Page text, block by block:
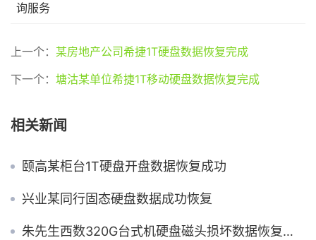
询服务
上一个： 某房地产公司希捷1T硬盘数据恢复完成
下一个： 塘沽某单位希捷1T移动硬盘数据恢复完成
相关新闻
颐高某柜台1T硬盘开盘数据恢复成功
兴业某同行固态硬盘数据成功恢复
朱先生西数320G台式机硬盘磁头损坏数据恢复成功